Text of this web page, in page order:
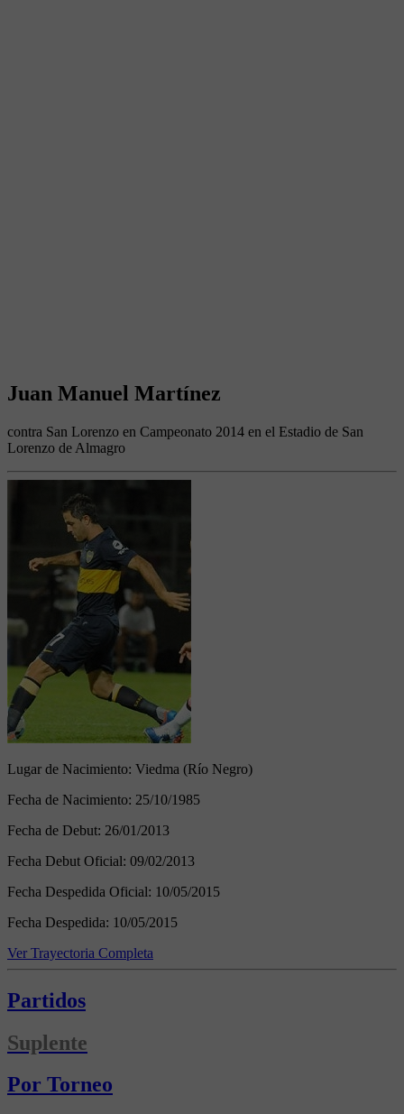
Juan Manuel Martínez
contra San Lorenzo en Campeonato 2014 en el Estadio de San
Lorenzo de Almagro
Lugar de Nacimiento: Viedma (Río Negro)
Fecha de Nacimiento: 25/10/1985
Fecha de Debut: 26/01/2013
Fecha Debut Oficial: 09/02/2013
Fecha Despedida Oficial: 10/05/2015
Fecha Despedida: 10/05/2015
Ver Trayectoria Completa
Partidos
Suplente
Por Torneo